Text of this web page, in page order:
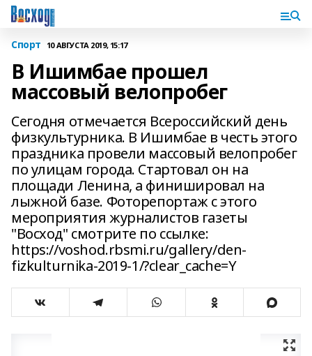
Спорт 10 АВГУСТА 2019, 15:17
В Ишимбае прошел
массовый велопробег
Сегодня отмечается Всероссийский день
физкультурника. В Ишимбае в честь этого
праздника провели массовый велопробег
по улицам города. Стартовал он на
площади Ленина, а финишировал на
лыжной базе. Фоторепортаж с этого
мероприятия журналистов газеты
"Восход" смотрите по ссылке:
https://voshod.rbsmi.ru/gallery/den-
fizkulturnika-2019-1/?clear_cache=Y